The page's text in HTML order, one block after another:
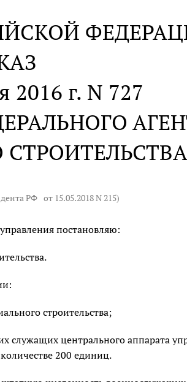
2016 г. N 727
РФ от 15.05.2018 N 215)
постановляю:
строительства;
служащих центрального аппарата
200 единиц.